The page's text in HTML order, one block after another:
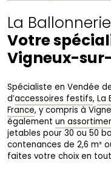
La Ballonnerie
Votre
Vigneux-
Spécialiste en Vendée
d’accessoires festifs, La
France, y compris à
également un
jetables pour 30 ou 50
contenances de 2,6 m³
faites votre choix en